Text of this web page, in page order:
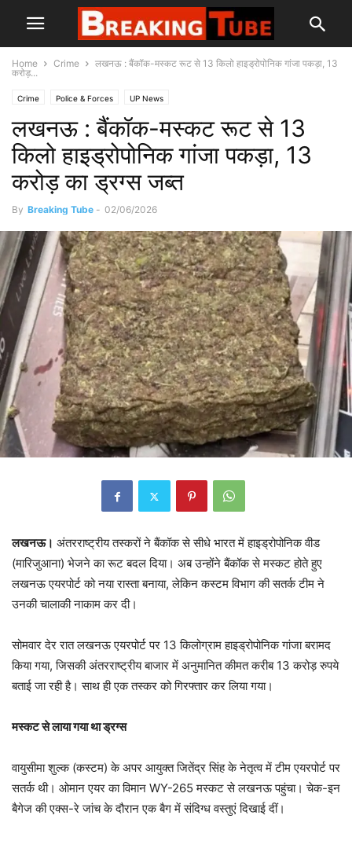
Home Crime
लखनऊ : बैंकॉक-मस्कट रूट से 13 किलो हाइड्रोपोनिक गांजा पकड़ा, 13
करोड़...
Crime Police & Forces UP News
लखनऊ : बैंकॉक-मस्कट रूट से 13
किलो हाइड्रोपोनिक गांजा पकड़ा, 13
करोड़ का ड्रग्स जब्त
By Breaking Tube - 02/06/2026
लखनऊ। अंतरराष्ट्रीय तस्करों ने बैंकॉक से सीधे भारत में हाइड्रोपोनिक वीड
(मारिजुआना) भेजने का रूट बदल दिया। अब उन्होंने बैंकॉक से मस्कट होते हुए
लखनऊ एयरपोर्ट को नया रास्ता बनाया, लेकिन कस्टम विभाग की सतर्क टीम ने
उनकी चालाकी नाकाम कर दी।
सोमवार देर रात लखनऊ एयरपोर्ट पर 13 किलोग्राम हाइड्रोपोनिक गांजा बरामद
किया गया, जिसकी अंतरराष्ट्रीय बाजार में अनुमानित कीमत करीब 13 करोड़ रुपये
बताई जा रही है। साथ ही एक तस्कर को गिरफ्तार कर लिया गया।
मस्कट से लाया गया था ड्रग्स
वायुसीमा शुल्क (कस्टम) के अपर आयुक्त जितेंद्र सिंह के नेतृत्व में टीम एयरपोर्ट पर
सतर्क थी। ओमान एयर का विमान WY-265 मस्कट से लखनऊ पहुंचा। चेक-इन
बैगेज की एक्स-रे जांच के दौरान एक बैग में संदिग्ध वस्तुएं दिखाई दीं।